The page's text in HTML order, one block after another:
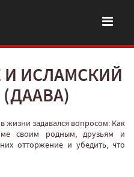
ИСЛАМСКИЙ
жизни задавался вопросом: Как
своим родным, друзьям и
отторжение и убедить, что